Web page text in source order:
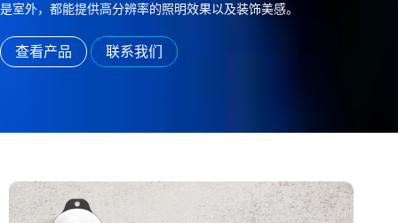
是室外，都能提供高分辨率的照明效果以及装饰美感。
查看产品 联系我们